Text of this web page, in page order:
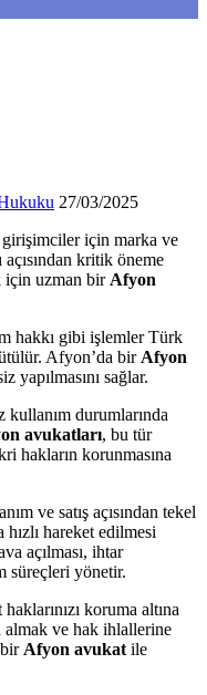
27/03/2025
için marka ve
açısından kritik öneme
için uzman bir Afyon
hakkı gibi işlemler Türk
Afyon’da bir Afyon
yapılmasını sağlar.
durumlarında
avukatları, bu tür
hakların korunmasına
ve satış açısından tekel
hareket edilmesi
açılması, ihtar
süreçleri yönetir.
koruma altına
almak ve hak ihlallerine
Afyon avukat ile